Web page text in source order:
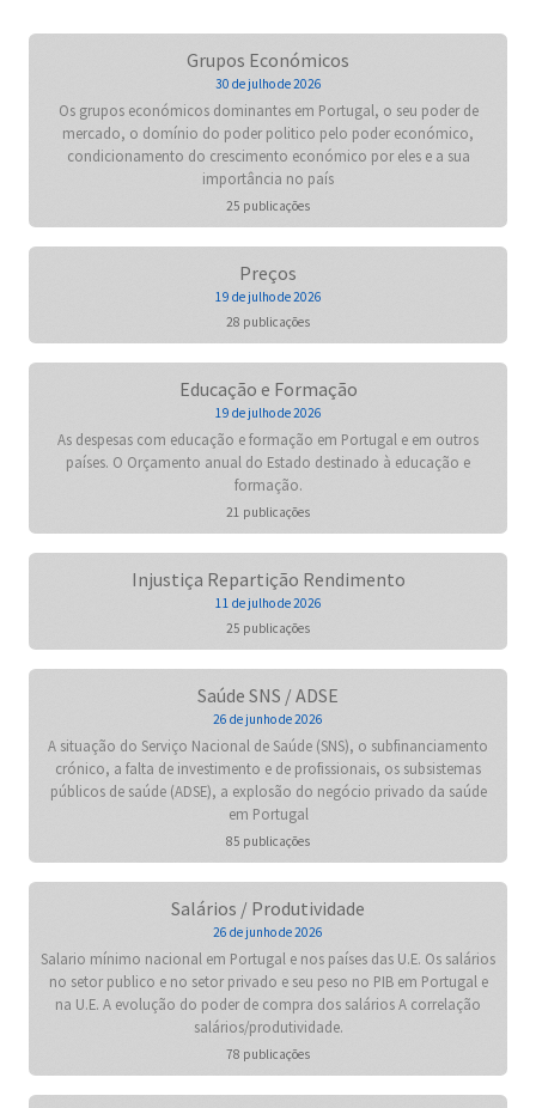
Grupos Económicos
30 de julho de 2026
Os grupos económicos dominantes em Portugal, o seu poder de
mercado, o domínio do poder politico pelo poder económico,
condicionamento do crescimento económico por eles e a sua
importância no país
25 publicações
Preços
19 de julho de 2026
28 publicações
Educação e Formação
19 de julho de 2026
As despesas com educação e formação em Portugal e em outros
países. O Orçamento anual do Estado destinado à educação e
formação.
21 publicações
Injustiça Repartição Rendimento
11 de julho de 2026
25 publicações
Saúde SNS / ADSE
26 de junho de 2026
A situação do Serviço Nacional de Saúde (SNS), o subfinanciamento
crónico, a falta de investimento e de profissionais, os subsistemas
públicos de saúde (ADSE), a explosão do negócio privado da saúde
em Portugal
85 publicações
Salários / Produtividade
26 de junho de 2026
Salario mínimo nacional em Portugal e nos países das U.E. Os salários
no setor publico e no setor privado e seu peso no PIB em Portugal e
na U.E. A evolução do poder de compra dos salários A correlação
salários/produtividade.
78 publicações